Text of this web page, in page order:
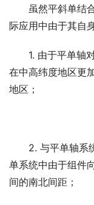
虽然平斜单结
际应用中由于其自
1. 由于平单轴
在中高纬度地区更
地区 ；
2. 与平单轴系
单系统中由于组件
间的南北间距 ；